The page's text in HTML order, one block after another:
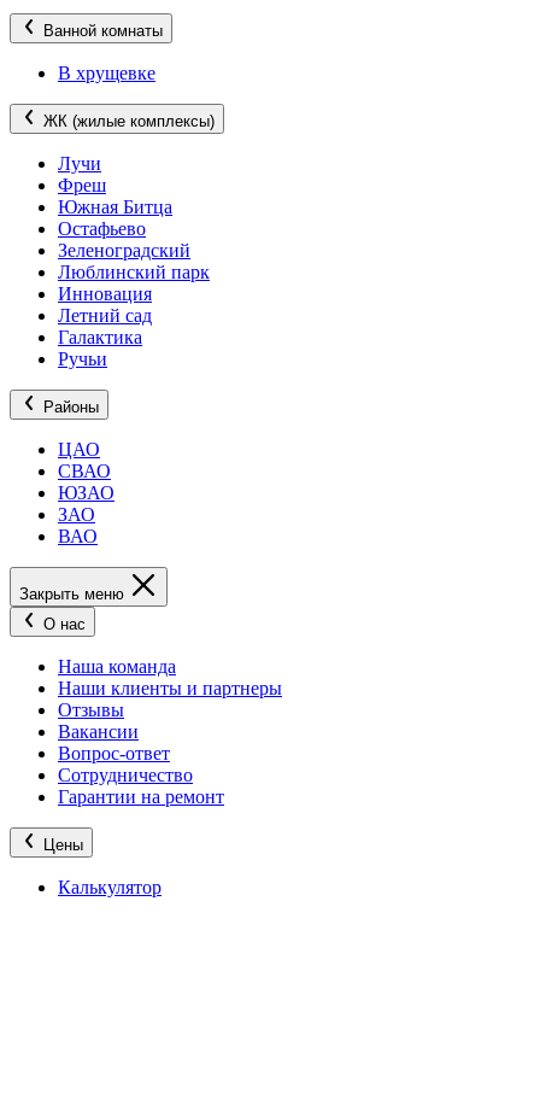
Ванной комнаты
В хрущевке
ЖК (жилые комплексы)
Лучи
Фреш
Южная Битца
Остафьево
Зеленоградский
Люблинский парк
Инновация
Летний сад
Галактика
Ручьи
Районы
ЦАО
СВАО
ЮЗАО
ЗАО
ВАО
Закрыть меню
О нас
Наша команда
Наши клиенты и партнеры
Отзывы
Вакансии
Вопрос-ответ
Сотрудничество
Гарантии на ремонт
Цены
Калькулятор